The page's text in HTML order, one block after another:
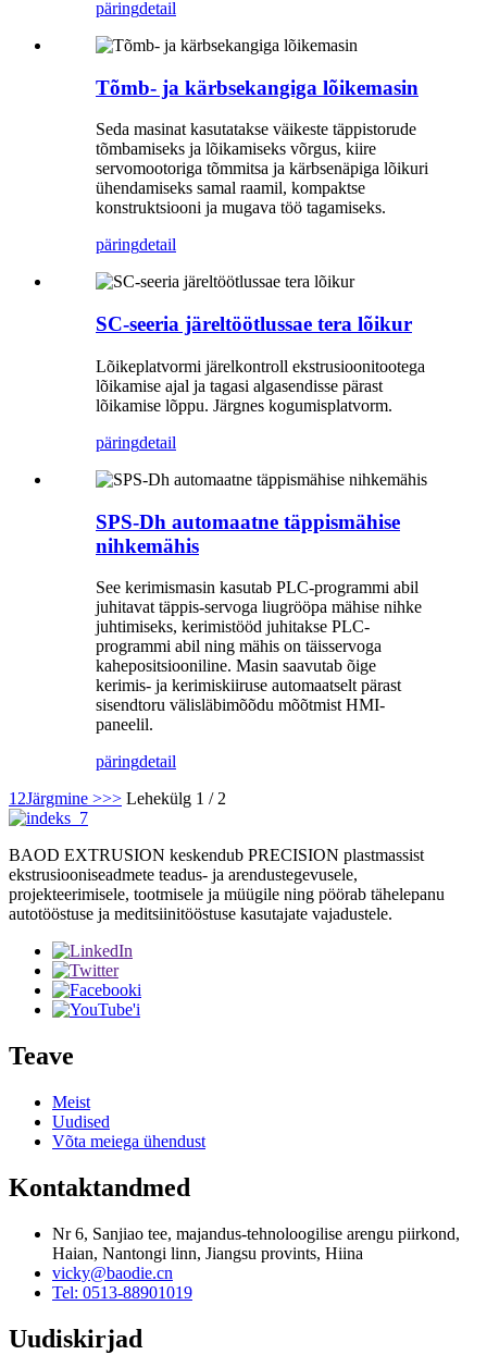
päringdetail
Tõmb- ja kärbsekangiga lõikemasin
Seda masinat kasutatakse väikeste täppistorude
tõmbamiseks ja lõikamiseks võrgus, kiire
servomootoriga tõmmitsa ja kärbsenäpiga lõikuri
ühendamiseks samal raamil, kompaktse
konstruktsiooni ja mugava töö tagamiseks.
päringdetail
SC-seeria järeltöötlussae tera lõikur
Lõikeplatvormi järelkontroll ekstrusioonitootega
lõikamise ajal ja tagasi algasendisse pärast
lõikamise lõppu. Järgnes kogumisplatvorm.
päringdetail
SPS-Dh automaatne täppismähise
nihkemähis
See kerimismasin kasutab PLC-programmi abil
juhitavat täppis-servoga liugrööpa mähise nihke
juhtimiseks, kerimistööd juhitakse PLC-
programmi abil ning mähis on täisservoga
kahepositsiooniline. Masin saavutab õige
kerimis- ja kerimiskiiruse automaatselt pärast
sisendtoru välisläbimõõdu mõõtmist HMI-
paneelil.
päringdetail
1 2Järgmine >>> Lehekülg 1 / 2
BAOD EXTRUSION keskendub PRECISION plastmassist
ekstrusiooniseadmete teadus- ja arendustegevusele,
projekteerimisele, tootmisele ja müügile ning pöörab tähelepanu
autotööstuse ja meditsiinitööstuse kasutajate vajadustele.
Teave
Meist
Uudised
Võta meiega ühendust
Kontaktandmed
Nr 6, Sanjiao tee, majandus-tehnoloogilise arengu piirkond,
Haian, Nantongi linn, Jiangsu provints, Hiina
vicky@baodie.cn
Tel: 0513-88901019
Uudiskirjad